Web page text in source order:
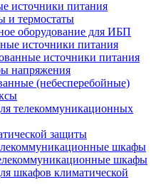
источники питания
и термостаты
оборудование для ИБП
источники питания
источники питания
напряжения
(небесперебойные)
телекоммуникационных
защиты
шкафы
шкафы
шкафов климатической